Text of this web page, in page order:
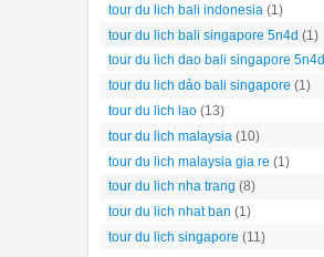
tour du lich bali indonesia (1)
tour du lich bali singapore 5n4d (1)
tour du lich dao bali singapore 5n4d
tour du lich dảo bali singapore (1)
tour du lich lao (13)
tour du lich malaysia (10)
tour du lich malaysia gia re (1)
tour du lich nha trang (8)
tour du lich nhat ban (1)
tour du lich singapore (11)